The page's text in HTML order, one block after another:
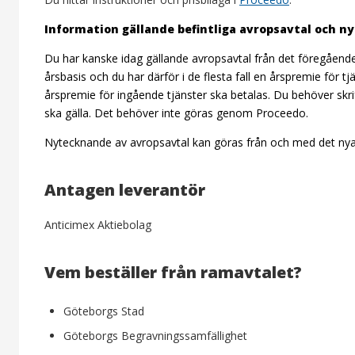
Information gällande befintliga avropsavtal och
Du har kanske idag gällande avropsavtal från det
årsbasis och du har därför i de flesta fall en årspremie för
årspremie för ingående tjänster ska betalas. Du behöver
ska gälla. Det behöver inte göras genom Proceedo.
Nytecknande av avropsavtal kan göras från och med det
Antagen leverantör
Anticimex Aktiebolag
Vem beställer från ramavtalet?
Göteborgs Stad
Göteborgs Begravningssamfällighet